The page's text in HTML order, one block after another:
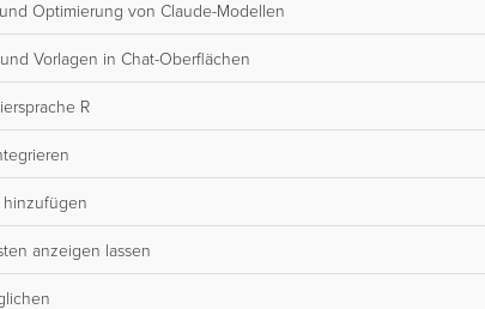
Optimierung von Claude-Modellen
Vorlagen in Chat-Oberflächen
R
hinzufügen
anzeigen lassen